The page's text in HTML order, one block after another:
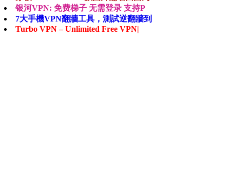
银河VPN: 免费梯子 无需登录 支持P
7大手機VPN翻牆工具，測試逆翻牆到
Turbo VPN – Unlimited Free VPN|